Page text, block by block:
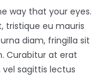
way that your eyes.
tristique eu mauris
diam, fringilla sit
Curabitur at erat
sagittis lectus